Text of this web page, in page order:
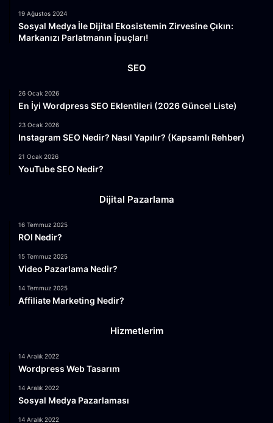
19 Ağustos 2024
Sosyal Medya İle Dijital Ekosistemin Zirvesine Çıkın:
Markanızı Parlatmanın İpuçları!
SEO
26 Ocak 2026
En İyi Wordpress SEO Eklentileri (2026 Güncel Liste)
23 Ocak 2026
Instagram SEO Nedir? Nasıl Yapılır? (Kapsamlı Rehber)
21 Ocak 2026
YouTube SEO Nedir?
Dijital Pazarlama
16 Temmuz 2025
ROI Nedir?
15 Temmuz 2025
Video Pazarlama Nedir?
14 Temmuz 2025
Affiliate Marketing Nedir?
Hizmetlerim
14 Aralık 2022
Wordpress Web Tasarım
14 Aralık 2022
Sosyal Medya Pazarlaması
14 Aralık 2022